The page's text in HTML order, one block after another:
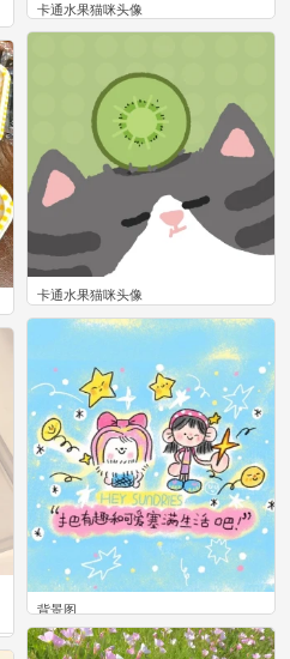
卡通水果猫咪头像
0
卡通水果猫咪头像
0
背景图
0